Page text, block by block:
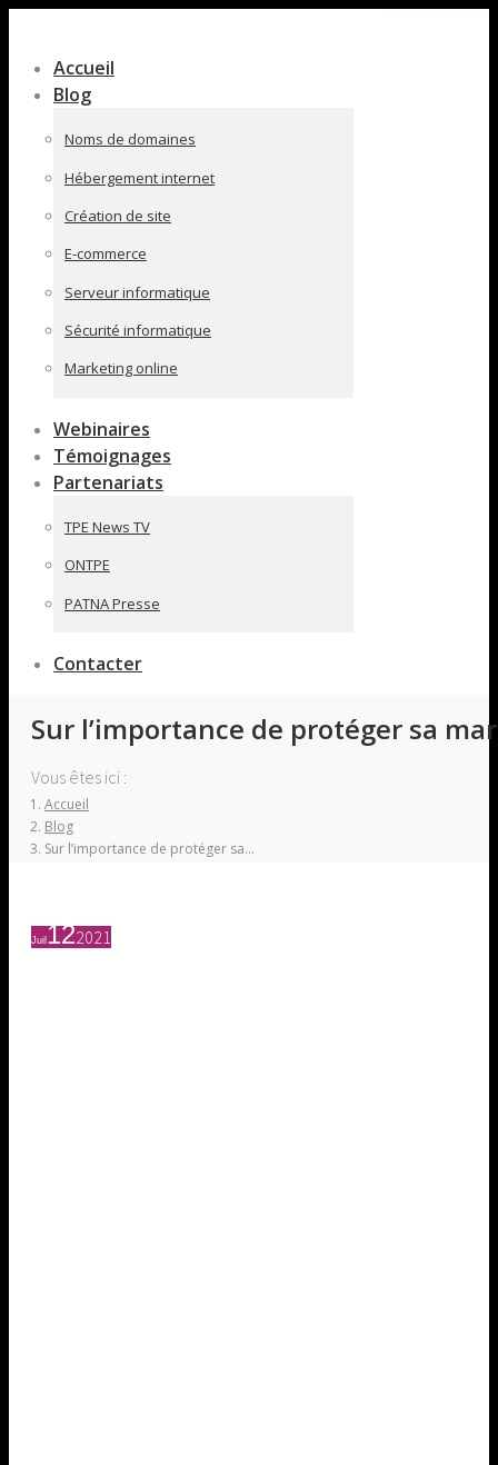
pleine
largeur
Accueil
Blog
Noms de domaines
Hébergement internet
Création de site
E-commerce
Serveur informatique
Sécurité informatique
Marketing online
Webinaires
Témoignages
Partenariats
TPE News TV
ONTPE
PATNA Presse
Contacter
Sur l’importance de protéger sa
Vous êtes ici :
Accueil
Blog
Sur l’importance de protéger sa…
Juil 122021